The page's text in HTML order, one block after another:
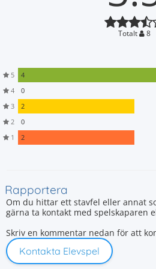
Totalt 8
5
4
4
0
3
2
2
0
1
2
Rapportera
Om du hittar ett stavfel eller annat
gärna ta kontakt med spelskaparen
Skriv en kommentar nedan för att
Kontakta Elevspel